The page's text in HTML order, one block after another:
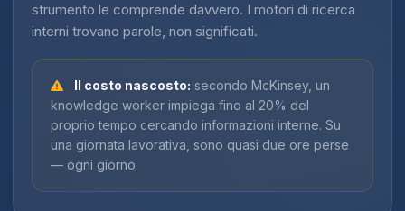
strumento le comprende davvero. I motori di ricerca
interni trovano parole, non significati.
Il costo nascosto: secondo McKinsey, un
knowledge worker impiega fino al 20% del
proprio tempo cercando informazioni interne. Su
una giornata lavorativa, sono quasi due ore perse
— ogni giorno.